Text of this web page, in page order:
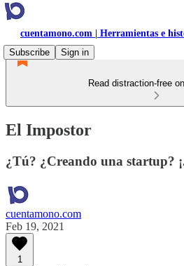
cuentamono.com | Herramientas e
Subscribe
Sign in
Read distraction-free
El Impostor
¿Tú? ¿Creando una startup?
cuentamono.com
Feb 19, 2021
1